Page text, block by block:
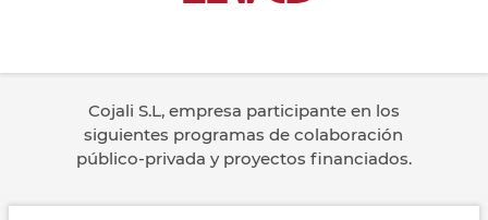
Cojali S.L, empresa participante en los
siguientes programas de colaboración
público-privada y proyectos financiados.